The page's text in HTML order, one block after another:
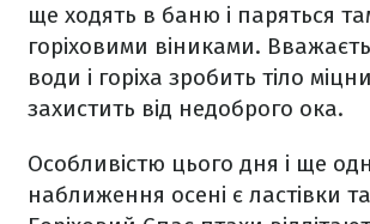
ще ходять в баню і паряться
горіховими віниками.
води і горіха зробить тіло
захистить від недоброго ока.
Особливістю цього дня і ще
наближення осені є ластівки